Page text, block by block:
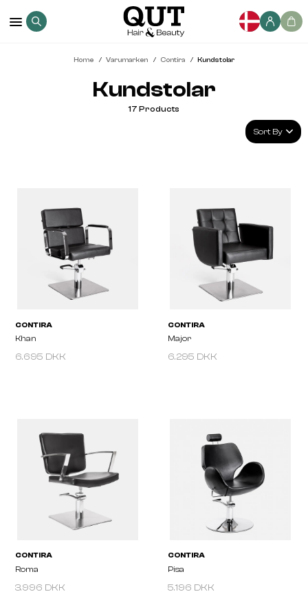
Home Varumarken Contira Kundstolar
Kundstolar
17 Products
Sort By
6.695 DKK 6.295 DKK
3.996 DKK 5.196 DKK